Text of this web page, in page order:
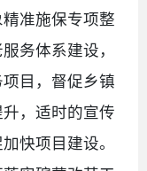
准施保专项整
务体系建设，
目，督促乡镇
升，适时的宣传
快项目建设。